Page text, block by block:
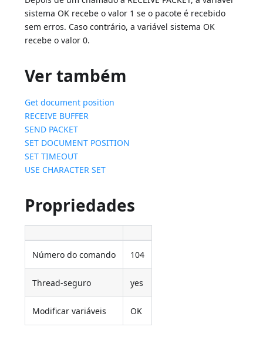
sistema OK recebe o valor 1 se o pacote é recebido
sem erros. Caso contrário, a variável sistema OK
recebe o valor 0.
Ver também
Get document position
RECEIVE BUFFER
SEND PACKET
SET DOCUMENT POSITION
SET TIMEOUT
USE CHARACTER SET
Propriedades
Número do comando 104
Thread-seguro yes
Modificar variáveis OK